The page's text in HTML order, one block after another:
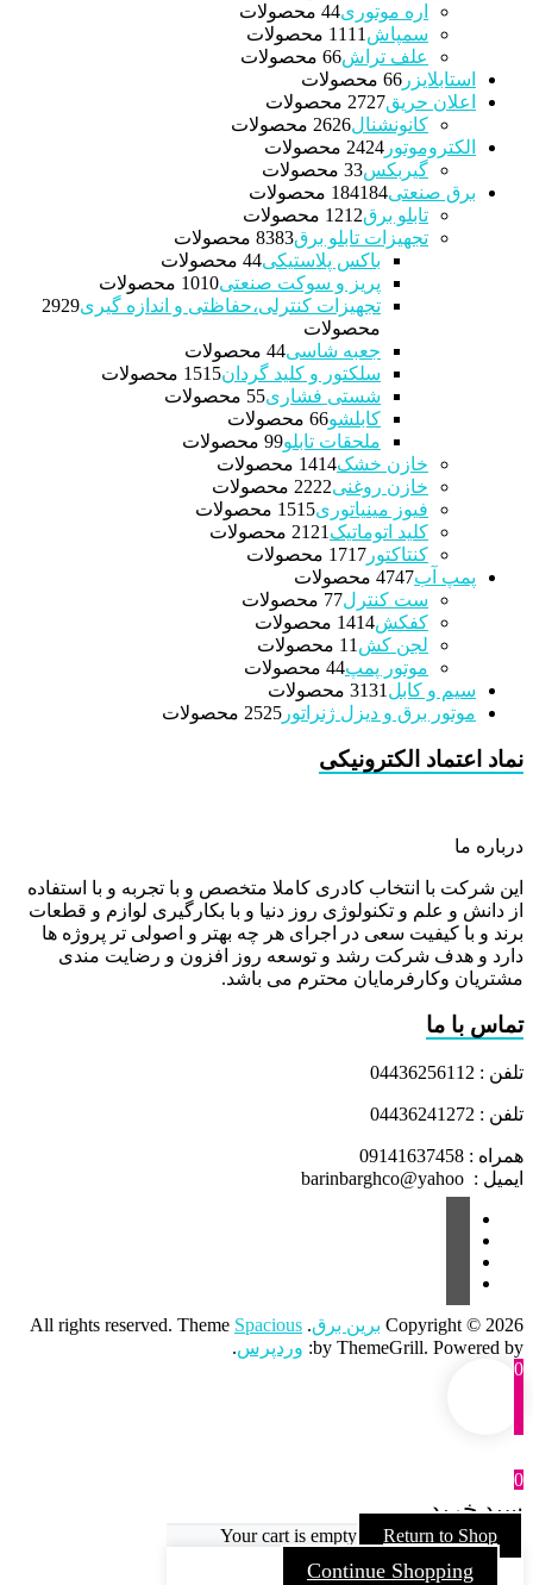
اره موتوری 44 محصولات
سمپاش
11 11 محصولات
علف تراش 66 محصولات
استابلایزر
66 محصولات
اعلان حریق
2727 محصولات
کانونشنال
2626 محصولات
الکتروموتور
2424 محصولات
گیربکس 33 محصولات
برق صنعتی
184184 محصولات
تابلو برق
1212 محصولات
تجهیزات تابلو برق
8383 محصولات
باکس پلاستیکی 44 محصولات
پریز و سوکت صنعتی
1010 محصولات
تجهیزات کنترلی،حفاظتی و اندازه گیری
2929
محصولات
جعبه شاسی 44 محصولات
سلکتور و کلید گردان
1515 محصولات
شستی فشاری 55 محصولات
کابلشو 66 محصولات
ملحقات تابلو 99 محصولات
خازن خشک
1414 محصولات
خازن روغنی
2222 محصولات
فیوز مینیاتوری
1515 محصولات
کلید اتوماتیک
21 21 محصولات
کنتاکتور
1717 محصولات
پمپ آب
4747 محصولات
ست کنترل 77 محصولات
کفکش
1414 محصولات
لجن کش
1 1 محصولات
موتور پمپ 44 محصولات
سیم و کابل
3131 محصولات
موتور برق و دیزل ژنراتور
2525 محصولات
نماد اعتماد الکترونیکی
درباره ما
این شرکت با انتخاب کادری کاملا متخصص و با تجربه و با استفاده
از دانش و علم و تکنولوژی روز دنیا و با بکارگیری لوازم و قطعات
برند و با کیفیت سعی در اجرای هر چه بهتر و اصولی تر پروژه ها
دارد و هدف شرکت رشد و توسعه روز افزون و رضایت مندی
مشتریان وکارفرمایان محترم می باشد.
تماس با ما
تلفن : 04436256112
تلفن : 04436241272
همراه : 09141637458
ایمیل : barinbarghco@yahoo
Copyright © 2026 برین برق. All rights reserved. Theme
Spacious
by ThemeGrill. Powered by: وردپرس.
0
0
سبد خرید
Your cart is empty Return to Shop
Continue Shopping